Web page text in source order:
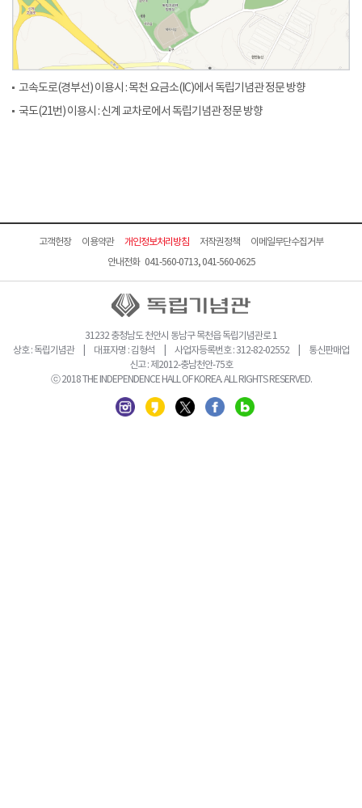
고속도로(경부선) 이용시 : 목천 요금소(IC)에서 독립기념관 정문 방향
국도(21번) 이용시 : 신계 교차로에서 독립기념관 정문 방향
고객헌장 이용약관 개인정보처리방침 저작권정책
이메일무단수집거부
안내전화 041-560-0713, 041-560-0625
31232 충청남도 천안시 동남구 목천읍 독립기념관로 1
상호 : 독립기념관 | 대표자명 : 김형석 | 사업자등록번호 : 312-82-02552 | 통신판매업
신고 : 제2012-충남천안-75호
ⓒ 2018 THE INDEPENDENCE HALL OF KOREA. ALL RIGHTS RESERVED.